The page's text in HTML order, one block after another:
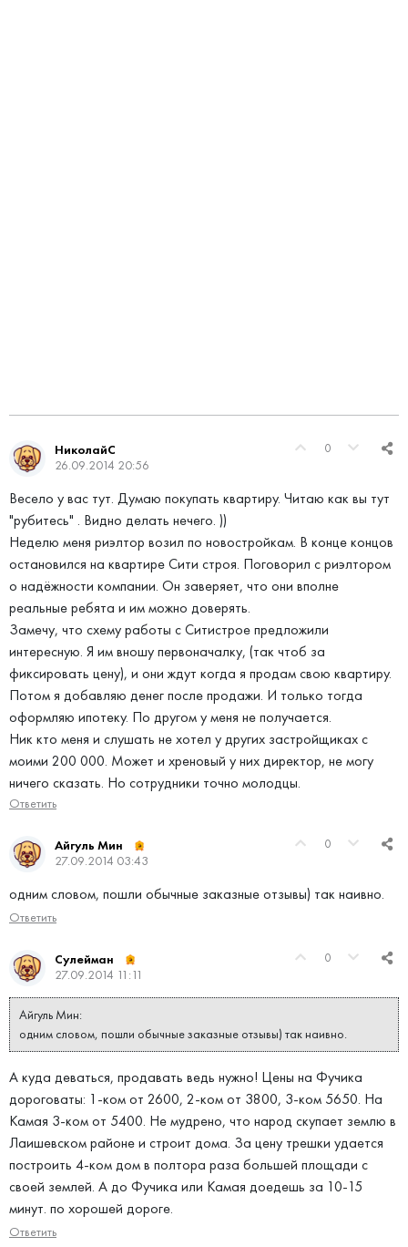
0
НиколайС
26.09.2014 20:56
Весело у вас тут. Думаю покупать квартиру. Читаю как вы тут
"рубитесь" . Видно делать нечего. ))
Неделю меня риэлтор возил по новостройкам. В конце концов
остановился на квартире Сити строя. Поговорил с риэлтором
о надёжности компании. Он заверяет, что они вполне
реальные ребята и им можно доверять.
Замечу, что схему работы с Ситистрое предложили
интересную. Я им вношу первоначалку, (так чтоб за
фиксировать цену), и они ждут когда я продам свою квартиру.
Потом я добавляю денег после продажи. И только тогда
оформляю ипотеку. По другом у меня не получается.
Ник кто меня и слушать не хотел у других застройщиках с
моими 200 000. Может и хреновый у них директор, не могу
ничего сказать. Но сотрудники точно молодцы.
Ответить
0
Айгуль Мин
27.09.2014 03:43
одним словом, пошли обычные заказные отзывы) так наивно.
Ответить
0
Сулейман
27.09.2014 11:11
Айгуль Мин:
одним словом, пошли обычные заказные отзывы) так наивно.
А куда деваться, продавать ведь нужно! Цены на Фучика
дороговаты: 1-ком от 2600, 2-ком от 3800, 3-ком 5650. На
Камая 3-ком от 5400. Не мудрено, что народ скупает землю в
Лаишевском районе и строит дома. За цену трешки удается
построить 4-ком дом в полтора раза большей площади с
своей землей. А до Фучика или Камая доедешь за 10-15
минут. по хорошей дороге.
Ответить